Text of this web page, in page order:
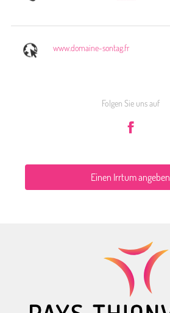
www.domaine-sontag.fr
Folgen Sie uns auf
Einen Irrtum angeben